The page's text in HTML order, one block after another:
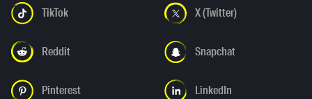
TikTok X (Twitter)
Reddit Snapchat
Pinterest LinkedIn